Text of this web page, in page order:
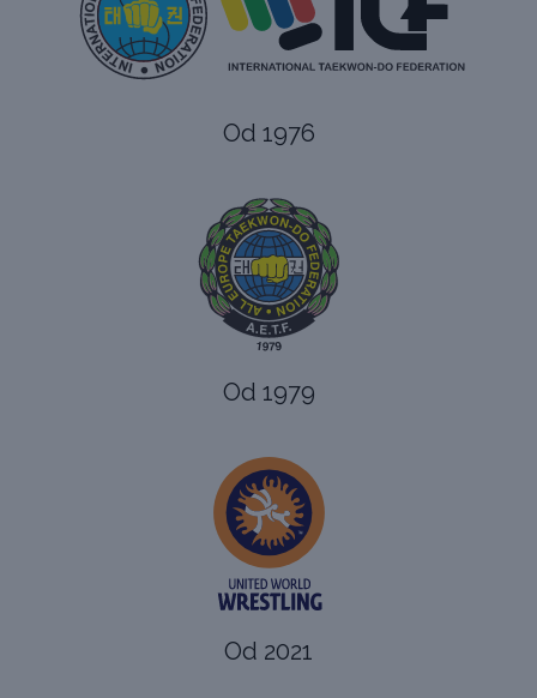
Od 1976
Od 1979
Od 2021